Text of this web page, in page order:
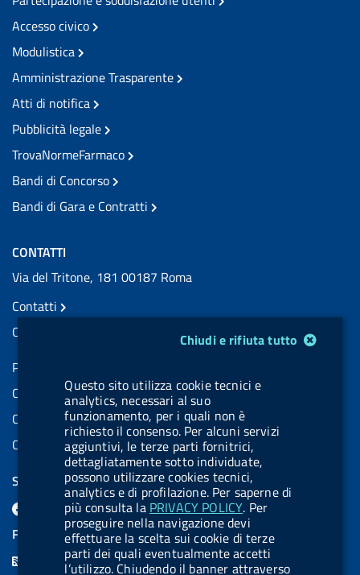
Chiudi e rifiuta tutto
Questo sito utilizza cookie tecnici e
analytics, necessari al suo
funzionamento, per i quali non è
richiesto il consenso. Per alcuni servizi
aggiuntivi, le terze parti fornitrici,
dettagliatamente sotto individuate,
possono utilizzare cookies tecnici,
analytics e di profilazione. Per saperne di
più consulta la PRIVACY POLICY. Per
proseguire nella navigazione devi
effettuare la scelta sui cookie di terze
parti dei quali eventualmente accetti
l’utilizzo. Chiudendo il banner attraverso
Accesso civico
Modulistica
Amministrazione Trasparente
Atti di notifica
Pubblicità legale
TrovaNormeFarmaco
Bandi di Concorso
Bandi di Gara e Contratti
CONTATTI
Via del Tritone, 181 00187 Roma
Contatti
Contatti PEC
Partita IVA: 08703841000
Codice Fiscale: 97345810580
Codice IPA AIFA: aifa_rm
Codice IPA UCB: UFE1TR
SEGUICI SU
l
a
b
X
B
l
u
Y
o
u
l
a
b
FEED RSS